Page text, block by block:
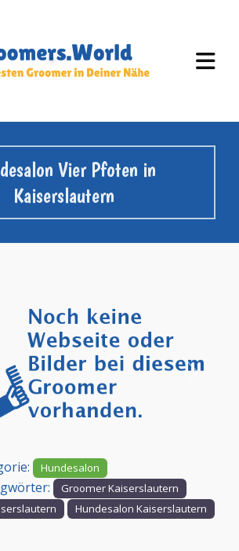
Vier Pfoten in
Kaiserslautern
Hundesalon
Groomer Kaiserslautern
Hundesalon Kaiserslautern